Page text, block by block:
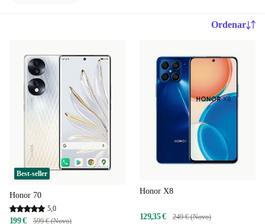
Ordenar
Best-seller
Honor 70
5,0
199 € 599 € (Novo)
Honor X8
129,35 € 249 € (Novo)